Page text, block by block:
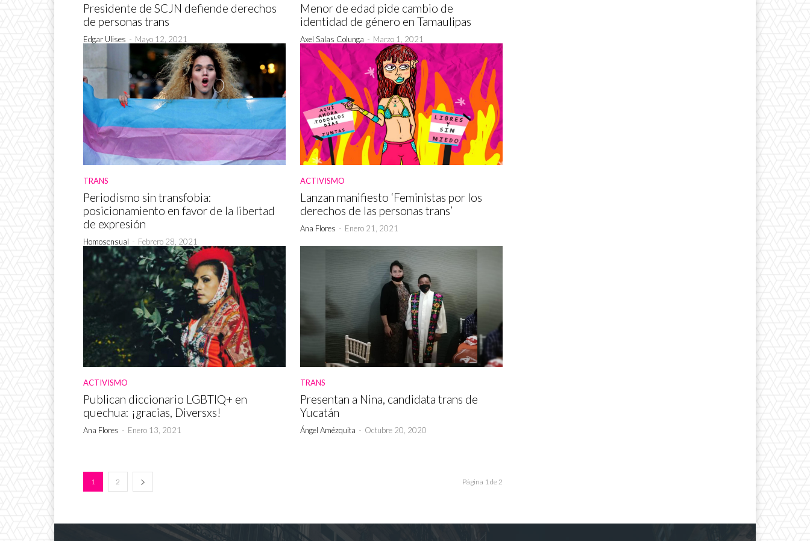
Presidente de SCJN defiende derechos
de personas trans
Edgar Ulises - Mayo 12, 2021
Menor de edad pide cambio de
identidad de género en Tamaulipas
Axel Salas Colunga - Marzo 1, 2021
TRANS
Periodismo sin transfobia:
posicionamiento en favor de la libertad
de expresión
Homosensual - Febrero 28, 2021
ACTIVISMO
Lanzan manifiesto ‘Feministas por los
derechos de las personas trans’
Ana Flores - Enero 21, 2021
ACTIVISMO
Publican diccionario LGBTIQ+ en
quechua: ¡gracias, Diversxs!
Ana Flores - Enero 13, 2021
TRANS
Presentan a Nina, candidata trans de
Yucatán
Ángel Amézquita - Octubre 20, 2020
1 2 Página 1 de 2